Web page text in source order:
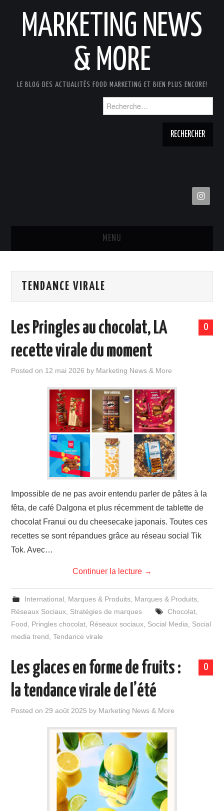
MARKETING NEWS
& MORE
LE BLOG DES ACTUALITÉS FOOD MARKETING ET BIEN PLUS ENCORE!
MENU
DISTRIBUTION
A PROPOS
TENDANCE VIRALE
0
Les Pringles au chocolat, LA
recette virale du moment
Posted on 12 mai 2026 by Marketing News & More
Impossible de ne pas avoir entendu parler de pâtes à la
fêta, de café Dalgona et plus récemment de tablette de
chocolat Franui ou du cheesecake japonais. Toutes ces
recettes se sont répandues grâce au réseau social Tik
Tok. Avec…
Continuer la lecture →
International Marques & Produits, Marques & Produits,
Réseaux Sociaux Stratégies de marques Chocolat,
Food
Pringles chocolat Réseaux sociaux Social Media
Social
media trend ,Tendance virale
0
Les glaces en forme de fruits :
la tendance virale de l’été
Posted on 29 août 2025 by Marketing News & More